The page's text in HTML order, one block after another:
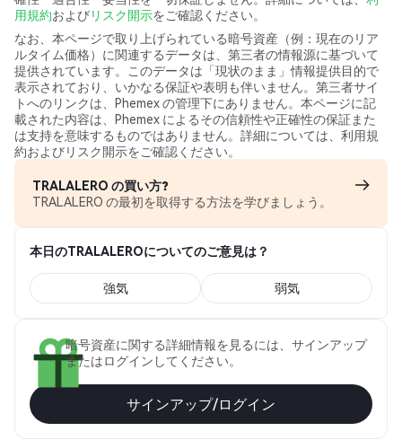
用規約およびリスク開示をご確認ください。
なお、本ページで取り上げられている暗号資産（例：現在のリア
ルタイム価格）に関連するデータは、第三者の情報源に基づいて
提供されています。このデータは「現状のまま」情報提供目的で
表示されており、いかなる保証や表明も伴いません。第三者サイ
トへのリンクは、Phemex の管理下にありません。本ページに記
載された内容は、Phemex によるその信頼性や正確性の保証また
は支持を意味するものではありません。詳細については、利用規
約およびリスク開示をご確認ください。
TRALALERO の買い方?
TRALALERO の最初を取得する方法を学びましょう。
本日のTRALALEROについてのご意見は？
強気 弱気
暗号資産に関する詳細情報を見るには、サインアップ
またはログインしてください。
サインアップ/ログイン